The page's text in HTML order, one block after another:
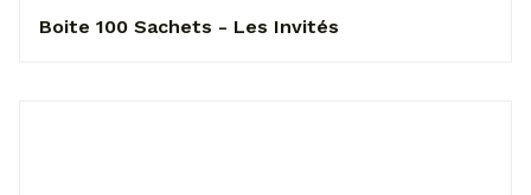
Boite 100 Sachets - Les Invités